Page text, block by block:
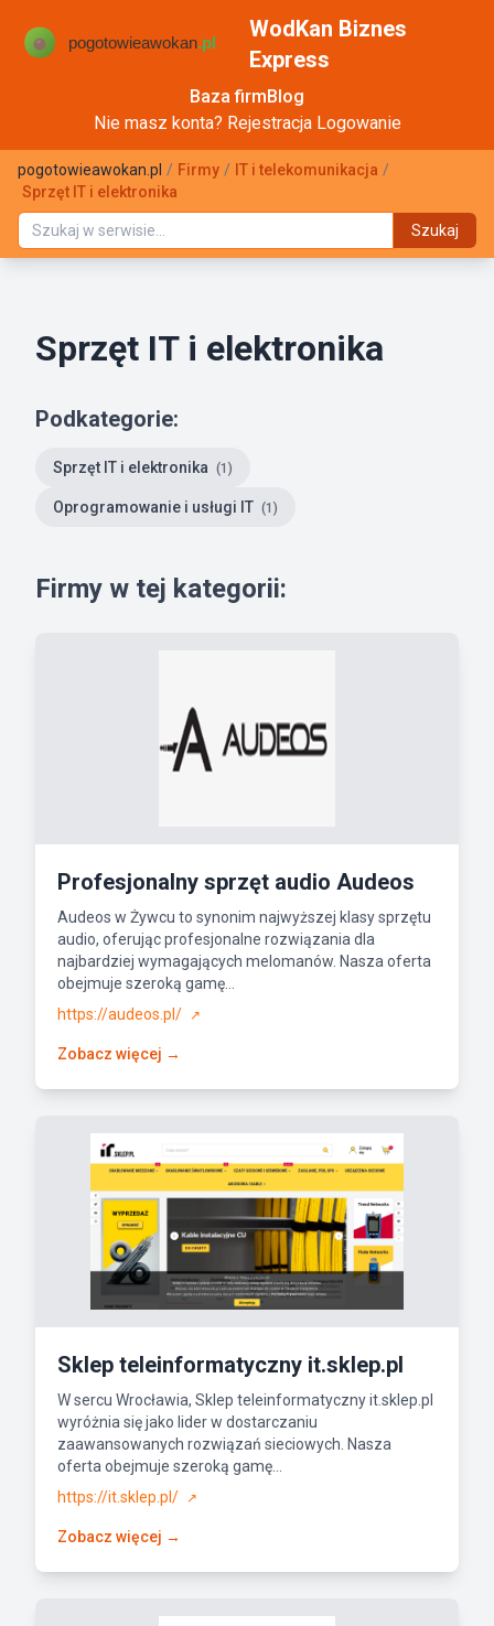
WodKan Biznes
Express
Baza firmBlog
Nie masz konta? Rejestracja Logowanie
pogotowieawokan.pl / Firmy / IT i telekomunikacja /
Sprzęt IT i elektronika
Szukaj
Sprzęt IT i elektronika
Podkategorie:
Sprzęt IT i elektronika (1)
Oprogramowanie i usługi IT (1)
Firmy w tej kategorii:
Profesjonalny sprzęt audio Audeos
Audeos w Żywcu to synonim najwyższej klasy sprzętu
audio, oferując profesjonalne rozwiązania dla
najbardziej wymagających melomanów. Nasza oferta
obejmuje szeroką gamę...
https://audeos.pl/
↗
Zobacz więcej →
Sklep teleinformatyczny it.sklep.pl
W sercu Wrocławia, Sklep teleinformatyczny it.sklep.pl
wyróżnia się jako lider w dostarczaniu
zaawansowanych rozwiązań sieciowych. Nasza
oferta obejmuje szeroką gamę...
https://it.sklep.pl/
↗
Zobacz więcej →